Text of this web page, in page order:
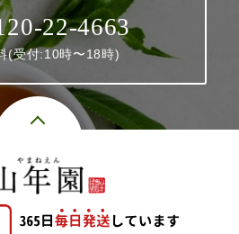
22-4663
(受付:10時〜18時)